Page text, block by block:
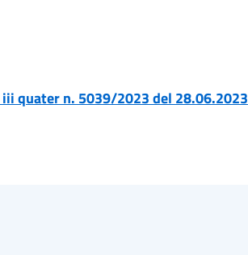
quater n. 5039/2023 del 28.06.2023